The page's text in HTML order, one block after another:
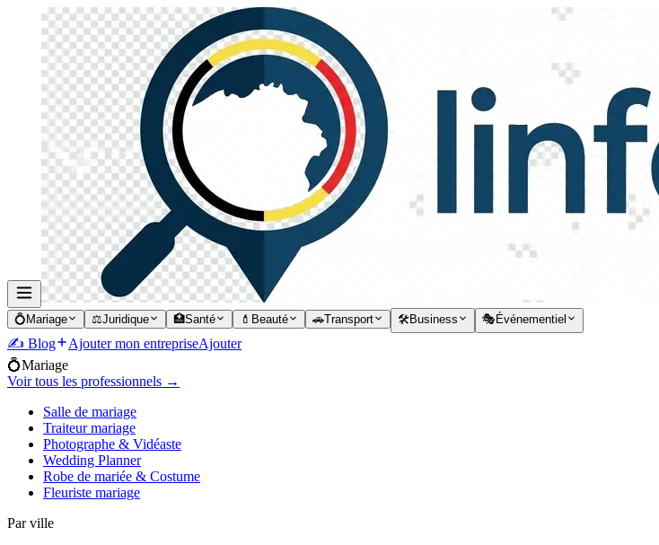
💍 Mariage ⚖️Juridique 🏥Santé 💄 Beauté 🚗Transport 🛠️Business 🎭 Événementiel
✍️ Blog Ajouter mon entrepriseAjouter
💍Mariage
Voir tous les professionnels →
Salle de mariage
Traiteur mariage
Photographe & Vidéaste
Wedding Planner
Robe de mariée & Costume
Fleuriste mariage
Par ville